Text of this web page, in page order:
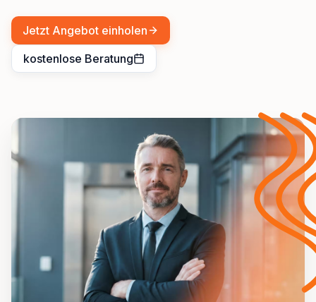
Jetzt Angebot einholen
kostenlose Beratung